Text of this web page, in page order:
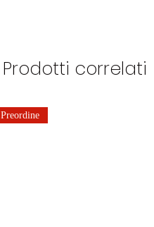
Prodotti correlati
Preordine